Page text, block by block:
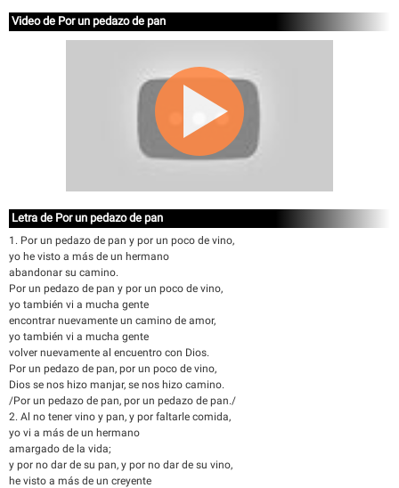
Video de Por un pedazo de pan
Letra de Por un pedazo de pan
1. Por un pedazo de pan y por un poco de vino,
yo he visto a más de un hermano
abandonar su camino.
Por un pedazo de pan y por un poco de vino,
yo también vi a mucha gente
encontrar nuevamente un camino de amor,
yo también vi a mucha gente
volver nuevamente al encuentro con Dios.
Por un pedazo de pan, por un poco de vino,
Dios se nos hizo manjar, se nos hizo camino.
/Por un pedazo de pan, por un pedazo de pan./
2. Al no tener vino y pan, y por faltarle comida,
yo vi a más de un hermano
amargado de la vida;
y por no dar de su pan, y por no dar de su vino,
he visto a más de un creyente